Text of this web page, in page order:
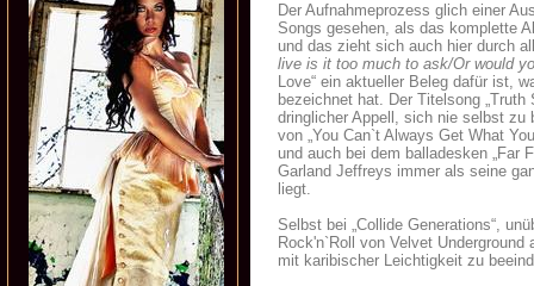
Der Aufnahmeprozess glich einer
Songs gesehen, als das komplette
und das zieht sich auch hier durch
live is it too much to ask/Or would
Love“ ein aktueller Beleg dafür ist,
bezeichnet hat. Der Titelsong
dringlicher Appell, sich nie selbst zu
von „You Can`t Always Get What
und auch bei dem balladesken „Far
Garland Jeffreys immer als seine
liegt.
Selbst bei „Collide Generations“,
Rock'n`Roll von Velvet
mit karibischer Leichtigkeit zu